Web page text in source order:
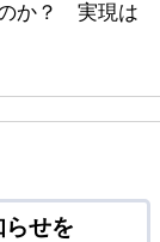
のか？ 実現は
せを